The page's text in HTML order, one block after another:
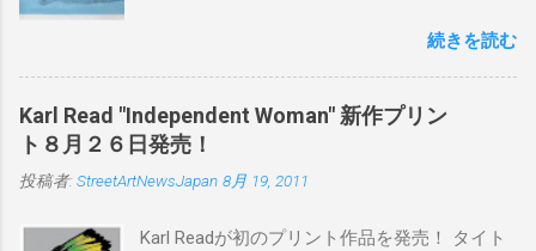
品に落とし込むスタイルは今作でも健在。(
PITSの過去記事はこちらから ) 発売日：6月30
日(木)19時 タイトル：SWEET KISS カラー：
BLUE/MINT GREEN/PINK/YELLOW エディショ
ン：各色５ サイズ：800mm × 550mm 価格：
¥16,000(¥17,280) 購入は、 こちら から
続きを読む
Karl Read "Independent Woman" 新作プリン
ト８月２６日発売！
投稿者: StreetArtNewsJapan 8月 19, 2011
Karl Readが初のプリント作品を発売！ タイト